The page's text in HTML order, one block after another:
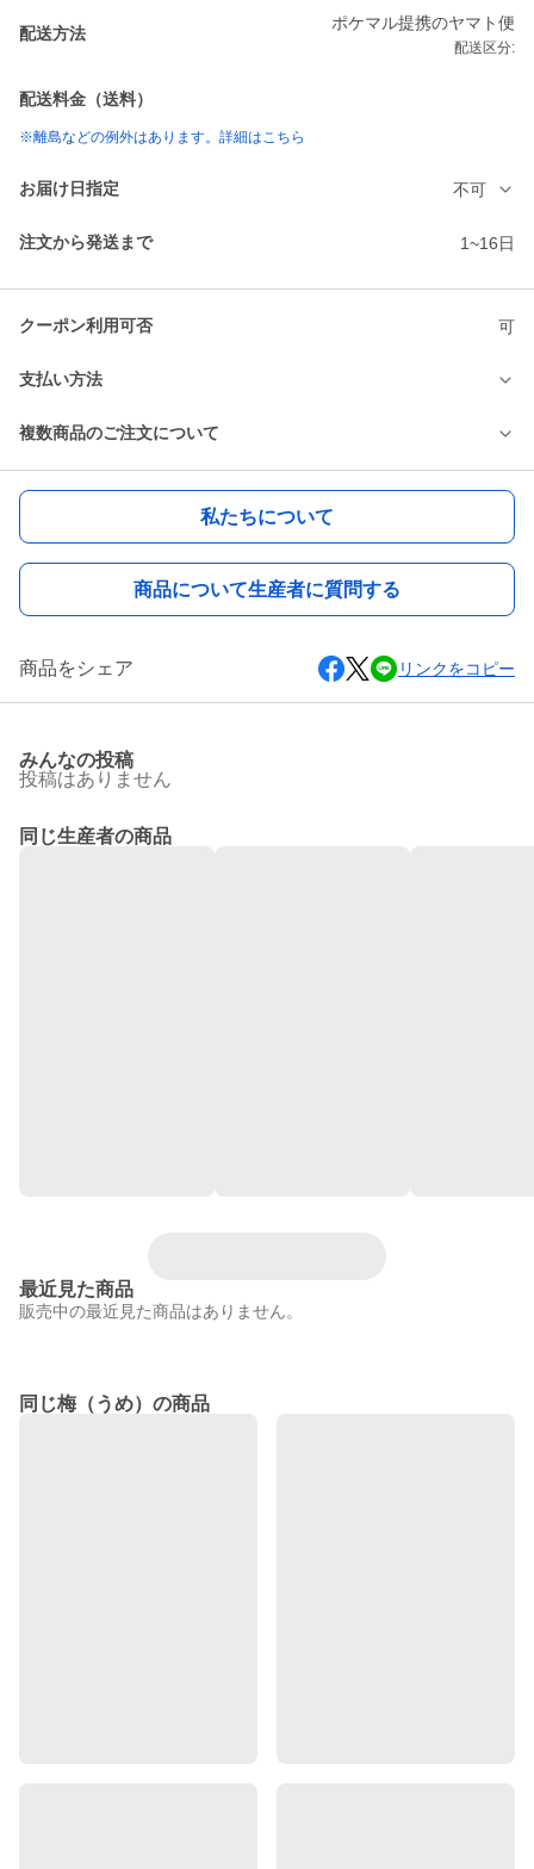
配送方法
ポケマル提携のヤマト便
配送区分:
配送料金（送料）
※離島などの例外はあります。詳細はこちら
お届け日指定 不可
注文から発送まで 1~16日
クーポン利用可否 可
支払い方法
複数商品のご注文について
私たちについて
商品について生産者に質問する
商品をシェア リンクをコピー
みんなの投稿
投稿はありません
同じ生産者の商品
最近見た商品
販売中の最近見た商品はありません。
同じ梅（うめ）の商品